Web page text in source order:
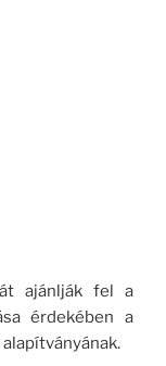
át ajánlják fel a
érdekében a